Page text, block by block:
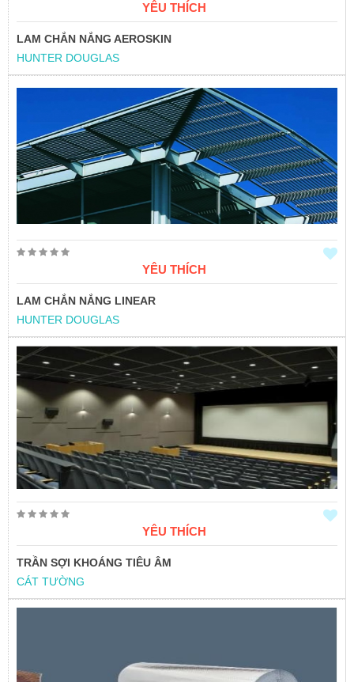
YÊU THÍCH
LAM CHẮN NẮNG AEROSKIN
HUNTER DOUGLAS
YÊU THÍCH
LAM CHẮN NẮNG LINEAR
HUNTER DOUGLAS
YÊU THÍCH
TRẦN SỢI KHOÁNG TIÊU ÂM
CÁT TƯỜNG